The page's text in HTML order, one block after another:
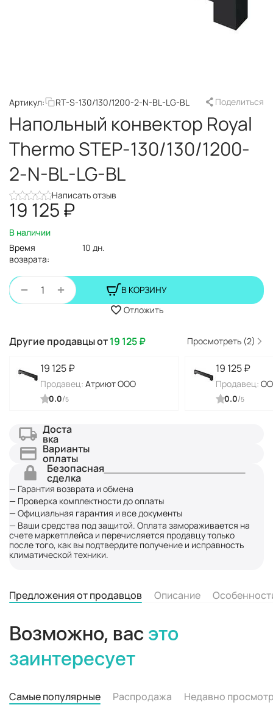
Артикул: RT-S-130/130/1200-2-N-BL-LG-BL Поделиться
Напольный конвектор Royal
Thermo STEP-130/130/1200-
2-N-BL-LG-BL
Написать отзыв
19 125₽
В наличии
Время
возврата:
10 дн.
+
−
В КОРЗИНУ
Отложить
Другие продавцы от19 125₽ Просмотреть (2)
19 125₽
Продавец: Атриют ООО
0.0/5
19 125₽
Продавец:
0.0/5
Доста
вка
Варианты
оплаты
Безопасная
сделка
— Гарантия возврата и обмена
— Проверка комплектности до оплаты
— Официальная гарантия и все документы
— Ваши средства под защитой. Оплата замораживается на
счете маркетплейса и перечисляется продавцу только
после того, как вы подтвердите получение и исправность
климатической техники.
Предложения от продавцов Описание
Возможно, вас это
заинтересует
Самые популярные Распродажа Недавно